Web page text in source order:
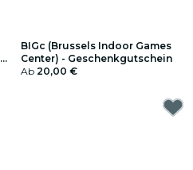
BIGc (Brussels Indoor Games
Center) - Geschenkgutschein
Ab 20,00 €